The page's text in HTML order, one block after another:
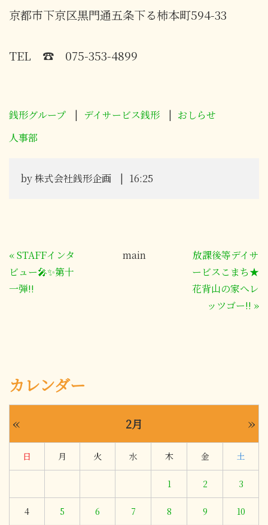
カレンダー
« 2月 »
日 月 火 水 木 金 土
1 2 3
4 5 6 7 8 9 10
京都市下京区黒門通五条下る柿本町594-33
TEL ☎ 075-353-4899
銭形グループ デイサービス銭形
おしらせ
人事部
by株式会社銭形企画 16:25
«STAFFインタ
ビュー🎤✨第十
一弾!!
main
放課後等デイサ
ービスこまち★
花背山の家へレ
ッツゴー!! »